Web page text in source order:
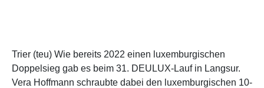
Trier (teu) Wie bereits 2022 einen luxemburgischen
Doppelsieg gab es beim 31. DEULUX-Lauf in Langsur.
Vera Hoffmann schraubte dabei den luxemburgischen 10-